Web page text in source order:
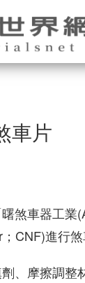
車片
煞車器工
CNF)進行煞
、摩擦調